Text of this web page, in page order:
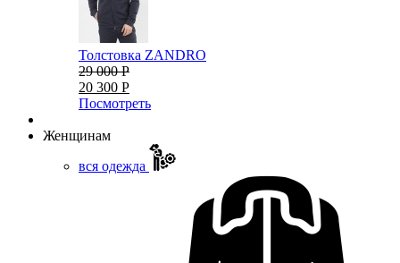
Толстовка ZANDRO
29 000 Р
20 300 Р
Посмотреть
Женщинам
вся одежда